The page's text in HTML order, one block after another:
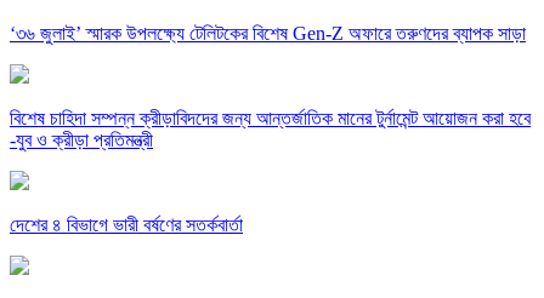
‘৩৬ জুলাই’ স্মারক উপলক্ষ্যে টেলিটকের বিশেষ Gen-Z অফারে তরুণদের ব্যাপক সাড়া
বিশেষ চাহিদা সম্পন্ন ক্রীড়াবিদদের জন্য আন্তর্জাতিক মানের টুর্নামেন্ট আয়োজন করা হবে
-যুব ও ক্রীড়া প্রতিমন্ত্রী
দেশের ৪ বিভাগে ভারী বর্ষণের সতর্কবার্তা